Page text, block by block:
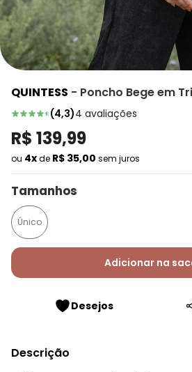
QUINTESS - Poncho Bege em
(4,3)4 avaliações
R$ 139,99
ou 4xde R$ 35,00 sem juros
Tamanhos
Único
Adicionar na
Desejos
Descrição